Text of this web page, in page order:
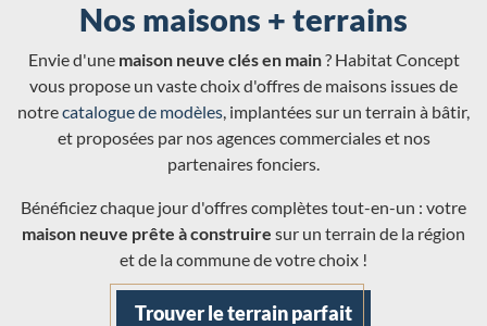
Nos maisons + terrains
Envie d'une maison neuve clés en main? Habitat Concept
vous propose un vaste choix d'offres de maisons issues de
notrecatalogue de modèles, implantées sur un terrain à bâtir,
et proposées par nos agences commerciales et nos
partenaires fonciers.
Bénéficiez chaque jour d'offres complètes tout-en-un : votre
maison neuve prête à construire sur un terrain de la région
et de la commune de votre choix !
Trouver le terrain parfait